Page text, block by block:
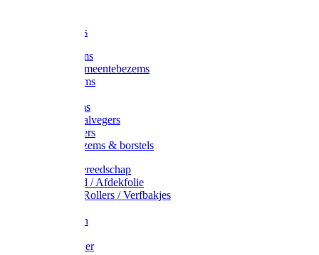
Composters
Straatbezems
Stads- / Gemeentebezems
Terrasbezems
Gootbezems
Kamer-/Zaalvegers
Vloertrekkers
Onkruidbezems & borstels
Schildersgereedschap
Afplakband / Afdekfolie
Kwasten / Rollers / Verfbakjes
Afdekfoliën
Schuurpapier